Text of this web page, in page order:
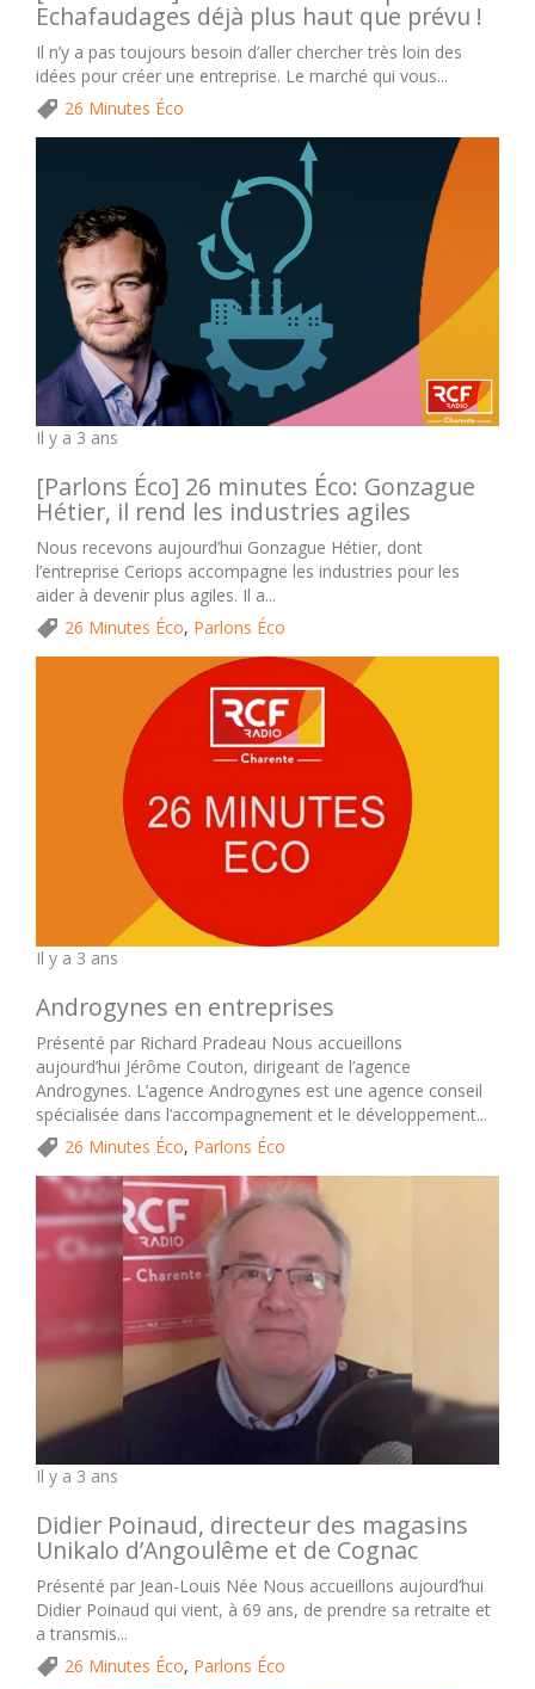
Echafaudages déjà plus haut que prévu !
Il n’y a pas toujours besoin d’aller chercher très loin des
idées pour créer une entreprise. Le marché qui vous...
26 Minutes Éco
Il y a 3 ans
[Parlons Éco] 26 minutes Éco: Gonzague
Hétier, il rend les industries agiles
Nous recevons aujourd’hui Gonzague Hétier, dont
l’entreprise Ceriops accompagne les industries pour les
aider à devenir plus agiles. Il a...
26 Minutes Éco, Parlons Éco
Il y a 3 ans
Androgynes en entreprises
Présenté par Richard Pradeau Nous accueillons
aujourd’hui Jérôme Couton, dirigeant de l’agence
Androgynes. L’agence Androgynes est une agence conseil
spécialisée dans l’accompagnement et le développement...
26 Minutes Éco, Parlons Éco
Il y a 3 ans
Didier Poinaud, directeur des magasins
Unikalo d’Angoulême et de Cognac
Présenté par Jean-Louis Née Nous accueillons aujourd’hui
Didier Poinaud qui vient, à 69 ans, de prendre sa retraite et
a transmis...
26 Minutes Éco, Parlons Éco